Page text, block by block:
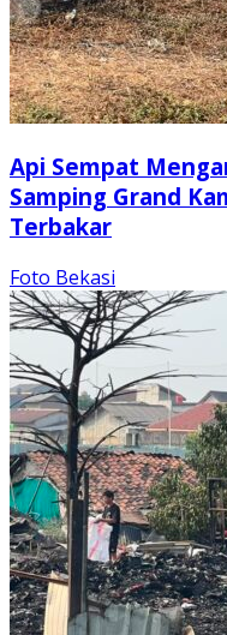
Api Sempat
Samping Grand
Terbakar
Foto Bekasi